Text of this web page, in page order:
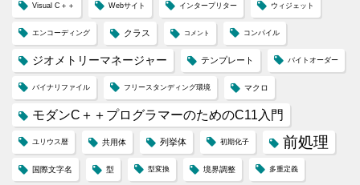
Visual C＋＋ Webサイト インタープリター ウィジェット
エンコーディング クラス コメント コンパイル
ジオメトリーマネージャー テンプレート バイトオーダー
バイナリファイル フリースタンディング環境 マクロ
モダンC＋＋プログラマーのためのC11入門
ユリウス暦 共用体 列挙体 初期化子 前処理
国際文字名 型 型変換 境界調整 多重定義